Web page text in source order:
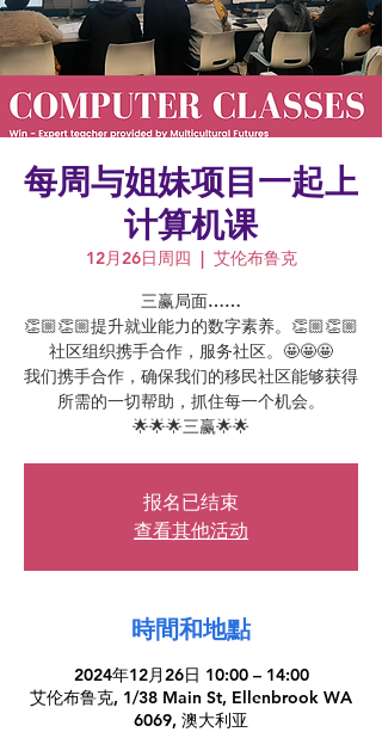
每周与姐妹项目一起上
计算机课
12月26日周四
  |
艾伦布鲁克
三赢局面……
👏🏼👏🏼提升就业能力的数字素养。👏🏼👏🏼
社区组织携手合作，服务社区。🤩🤩🤩
我们携手合作，确保我们的移民社区能够获得
所需的一切帮助，抓住每一个机会。
🌟🌟🌟三赢🌟🌟
报名已结束
查看其他活动
時間和地點
2024年12月26日 10:00 – 14:00
艾伦布鲁克, 1/38 Main St, Ellenbrook WA
6069, 澳大利亚